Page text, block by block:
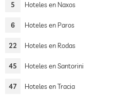
5 Hoteles en Naxos
6 Hoteles en Paros
22 Hoteles en Rodas
45 Hoteles en Santorini
47 Hoteles en Tracia